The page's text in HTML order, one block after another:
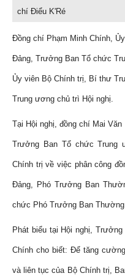
chí Điểu K'Ré
Đồng chí Phạm Minh Chính,
Đảng, Trưởng Ban Tổ chức
Ủy viên Bộ Chính trị, Bí thư
Trung ương chủ trì Hội nghị.
Tại Hội nghị, đồng chí Mai
Trưởng Ban Tổ chức Trung
Chính trị về việc phân công
Đảng, Phó Trưởng Ban
chức Phó Trưởng Ban
Phát biểu tại Hội nghị,
Chính cho biết: Để tăng
và liên tục của Bộ Chính trị,